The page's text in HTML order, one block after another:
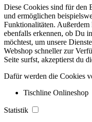
Diese Cookies sind für den
und ermöglichen
Funktionalitäten.
ebenfalls erkennen, ob Du
möchtest, um unsere
Webshop schneller zur
Seite surfst, akzeptierst du
Dafür werden die Cookies
Tischline Onlineshop
Statistik